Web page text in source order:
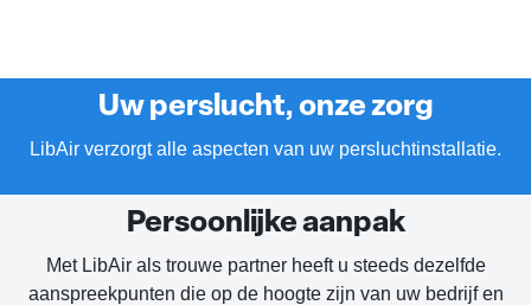
Uw perslucht, onze zorg
LibAir verzorgt alle aspecten van uw persluchtinstallatie.
Persoonlijke aanpak
Met LibAir als trouwe partner heeft u steeds dezelfde
aanspreekpunten die op de hoogte zijn van uw bedrijf en